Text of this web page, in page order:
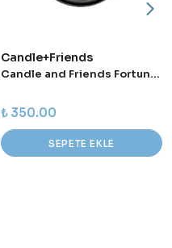
Candle+Friends
Candle and Friends Fortune Xs Teneke Mum
₺ 350.00
SEPETE EKLE